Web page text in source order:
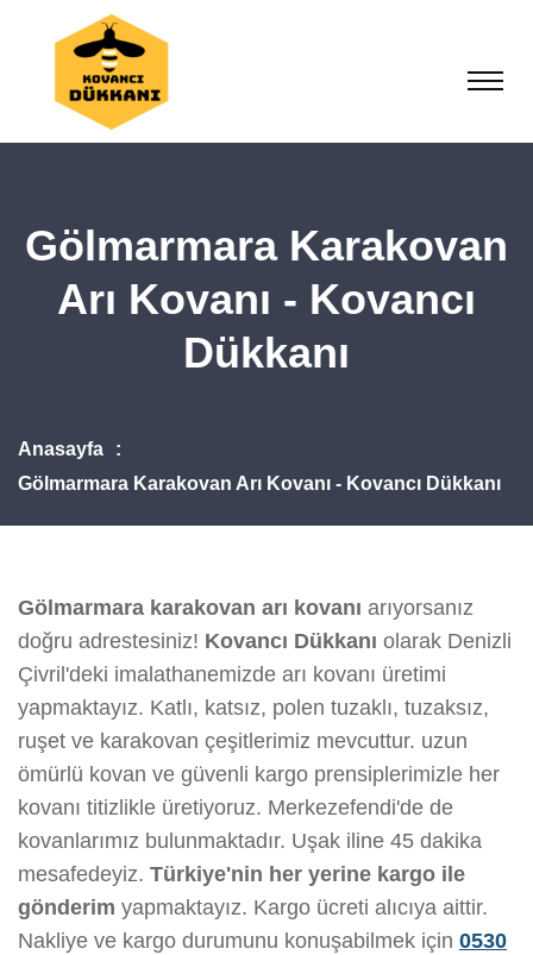
Gölmarmara Karakovan
Arı Kovanı - Kovancı
Dükkanı
Anasayfa
Gölmarmara Karakovan Arı Kovanı - Kovancı Dükkanı
Gölmarmara karakovan arı kovanı arıyorsanız
doğru adrestesiniz! Kovancı Dükkanı olarak Denizli
Çivril'deki imalathanemizde arı kovanı üretimi
yapmaktayız. Katlı, katsız, polen tuzaklı, tuzaksız,
ruşet ve karakovan çeşitlerimiz mevcuttur. uzun
ömürlü kovan ve güvenli kargo prensiplerimizle her
kovanı titizlikle üretiyoruz. Merkezefendi'de de
kovanlarımız bulunmaktadır. Uşak iline 45 dakika
mesafedeyiz. Türkiye'nin her yerine kargo ile
gönderim yapmaktayız. Kargo ücreti alıcıya aittir.
Nakliye ve kargo durumunu konuşabilmek için 0530